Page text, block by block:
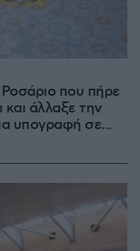
που πήρε
και άλλαξε την
υπογραφή σε...